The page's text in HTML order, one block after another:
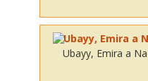
Ubayy, Emira a